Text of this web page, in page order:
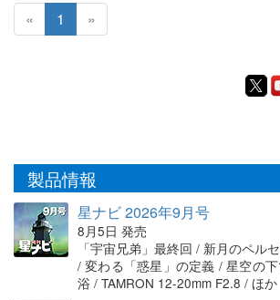
« 1 »
製品情報
星ナビ 2026年9月号
8月5日 発売
「宇宙兄弟」最終回 / 新月のペル
/ 変わる「惑星」の定義 / 星空の
浴 / TAMRON 12-20mm F2.8 / ほか